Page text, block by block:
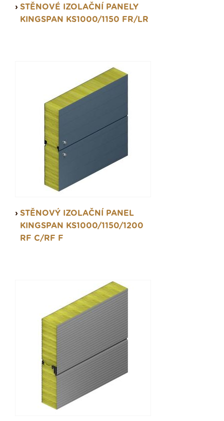
STĚNOVÉ IZOLAČNÍ PANELY
KINGSPAN KS1000/1150 FR/LR
STĚNOVÝ IZOLAČNÍ PANEL
KINGSPAN KS1000/1150/1200
RF C/RF F